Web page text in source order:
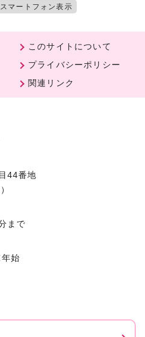
スマートフォン表示
このサイトについて
プライバシーポリシー
関連リンク
44番地
まで
始